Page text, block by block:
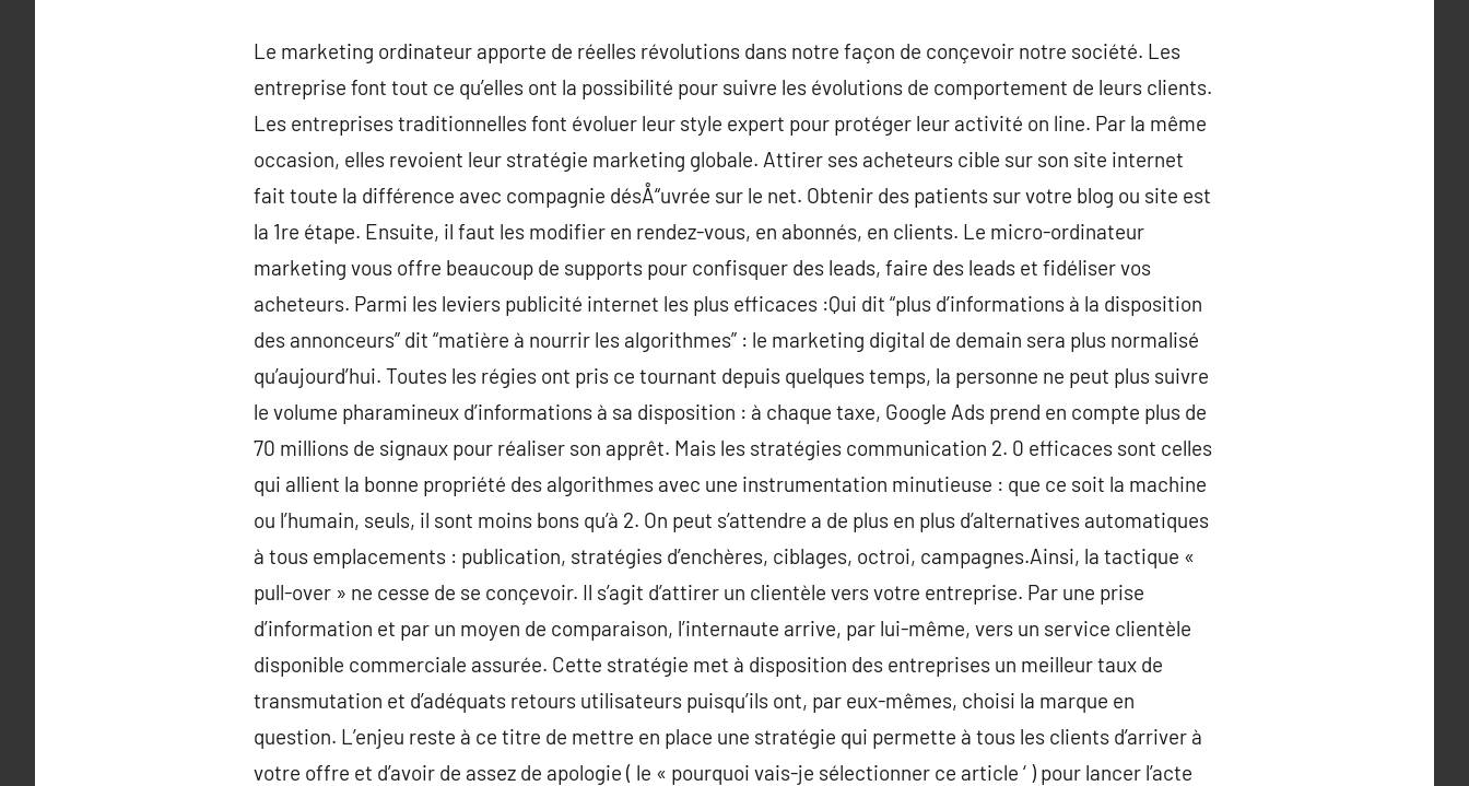
Le marketing ordinateur apporte de réelles révolutions dans notre façon de conçevoir notre société. Les
entreprise font tout ce qu’elles ont la possibilité pour suivre les évolutions de comportement de leurs clients.
Les entreprises traditionnelles font évoluer leur style expert pour protéger leur activité on line. Par la même
occasion, elles revoient leur stratégie marketing globale. Attirer ses acheteurs cible sur son site internet
fait toute la différence avec compagnie désÅ“uvrée sur le net. Obtenir des patients sur votre blog ou site est
la 1re étape. Ensuite, il faut les modifier en rendez-vous, en abonnés, en clients. Le micro-ordinateur
marketing vous offre beaucoup de supports pour confisquer des leads, faire des leads et fidéliser vos
acheteurs. Parmi les leviers publicité internet les plus efficaces :Qui dit “plus d’informations à la disposition
des annonceurs” dit “matière à nourrir les algorithmes” : le marketing digital de demain sera plus normalisé
qu’aujourd’hui. Toutes les régies ont pris ce tournant depuis quelques temps, la personne ne peut plus suivre
le volume pharamineux d’informations à sa disposition : à chaque taxe, Google Ads prend en compte plus de
70 millions de signaux pour réaliser son apprêt. Mais les stratégies communication 2. 0 efficaces sont celles
qui allient la bonne propriété des algorithmes avec une instrumentation minutieuse : que ce soit la machine
ou l’humain, seuls, il sont moins bons qu’à 2. On peut s’attendre a de plus en plus d’alternatives automatiques
à tous emplacements : publication, stratégies d’enchères, ciblages, octroi, campagnes.Ainsi, la tactique «
pull-over » ne cesse de se conçevoir. Il s’agit d’attirer un clientèle vers votre entreprise. Par une prise
d’information et par un moyen de comparaison, l’internaute arrive, par lui-même, vers un service clientèle
disponible commerciale assurée. Cette stratégie met à disposition des entreprises un meilleur taux de
transmutation et d’adéquats retours utilisateurs puisqu’ils ont, par eux-mêmes, choisi la marque en
question. L’enjeu reste à ce titre de mettre en place une stratégie qui permette à tous les clients d’arriver à
votre offre et d’avoir de assez de apologie ( le « pourquoi vais-je sélectionner ce article ‘ ) pour lancer l’acte